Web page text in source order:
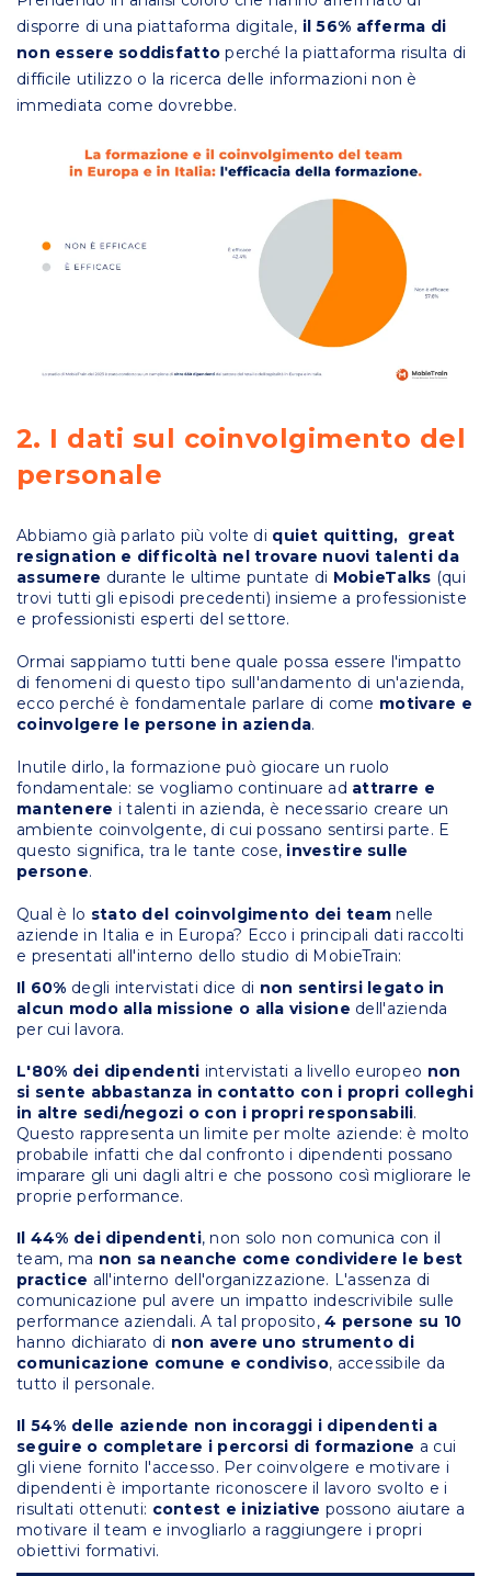
disporre di una piattaforma digitale, il 56% afferma di
non essere soddisfattoperché la piattaforma risulta di
difficile utilizzo o la ricerca delle informazioni non è
immediata come dovrebbe.
2. I dati sul coinvolgimento del
personale
Abbiamo già parlato più volte di quiet quitting, great
resignation e difficoltà nel trovare nuovi talenti da
assumere durante le ultime puntate di MobieTalks (qui
trovi tutti gli episodi precedenti) insieme a professioniste
e professionisti esperti del settore.
Ormai sappiamo tutti bene quale possa essere l'impatto
di fenomeni di questo tipo sull'andamento di un'azienda,
ecco perché è fondamentale parlare di come motivare e
coinvolgere le persone in azienda.
Inutile dirlo, la formazione può giocare un ruolo
fondamentale: se vogliamo continuare ad attrarre e
mantenere i talenti in azienda, è necessario creare un
ambiente coinvolgente, di cui possano sentirsi parte. E
questo significa, tra le tante cose, investire sulle
persone.
Qual è lo stato del coinvolgimento dei team nelle
aziende in Italia e in Europa? Ecco i principali dati raccolti
e presentati all'interno dello studio di MobieTrain:
Il 60% degli intervistati dice di non sentirsi legato in
alcun modo alla missione o alla visione dell'azienda
per cui lavora.
L'80% dei dipendenti intervistati a livello europeo non
si sente abbastanza in contatto con i propri colleghi
in altre sedi/negozi o con i propri responsabili.
Questo rappresenta un limite per molte aziende: è molto
probabile infatti che dal confronto i dipendenti possano
imparare gli uni dagli altri e che possono così migliorare le
proprie performance.
Il 44% dei dipendenti, non solo non comunica con il
team, ma non sa neanche come condividere le best
practice all'interno dell'organizzazione. L'assenza di
comunicazione pul avere un impatto indescrivibile sulle
performance aziendali. A tal proposito,4 persone su 10
hanno dichiarato di non avere uno strumento di
comunicazione comune e condiviso, accessibile da
tutto il personale.
Il 54% delle aziende non incoraggi i dipendenti a
seguire o completare i percorsi di formazione a cui
gli viene fornito l'accesso. Per coinvolgere e motivare i
dipendenti è importante riconoscere il lavoro svolto e i
risultati ottenuti: contest e iniziative possono aiutare a
motivare il team e invogliarlo a raggiungere i propri
obiettivi formativi.